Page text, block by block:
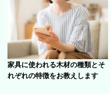
家具に使われる木材の種類とそ
れぞれの特徴をお教えします